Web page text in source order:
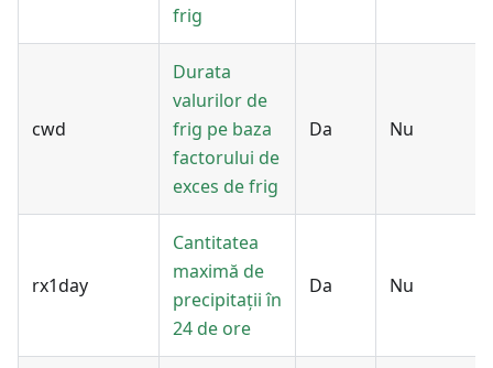
frig
cwd
Durata
valurilor de
frig pe baza
factorului de
exces de frig
Da Nu
rx1day
Cantitatea
maximă de
precipitații în
24 de ore
Da Nu